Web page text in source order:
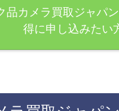
品カメラ買取ジャパ
得に申し込みたい